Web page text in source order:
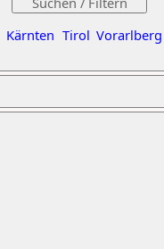
Kärnten Tirol Vorarlberg